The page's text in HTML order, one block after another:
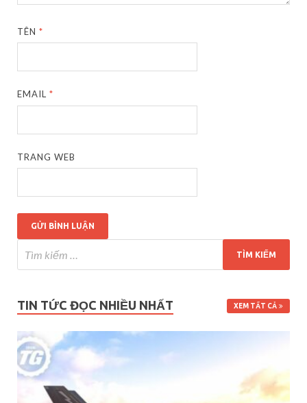
TÊN*
EMAIL*
TRANG WEB
TIN TỨC ĐỌC NHIỀU NHẤT XEM TẤT CẢ